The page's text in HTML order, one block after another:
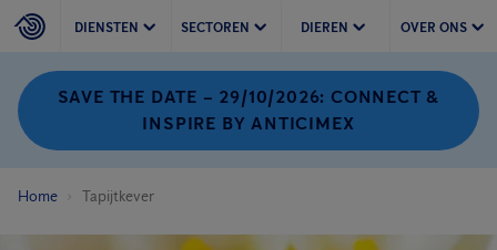
DIENSTEN SECTOREN DIEREN OVER ONS
SAVE THE DATE – 29/10/2026: CONNECT &
INSPIRE BY ANTICIMEX
Home Tapijtkever